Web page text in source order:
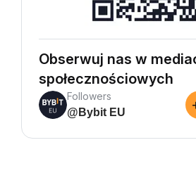
Obserwuj nas w
społecznościowych
Followers
@Bybit EU